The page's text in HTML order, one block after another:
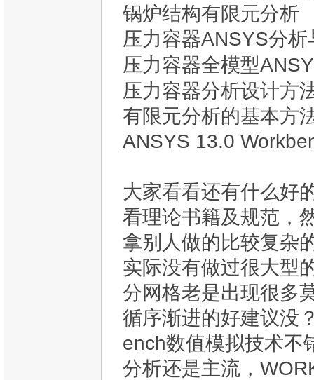
锅炉结构有限元分析
压力容器ANSYS分
压力容器全模型
压力容器分析设计
有限元分析的基本方
ANSYS 13.0
大家看看还有什么好
看理论书籍及规范，
拿别人做的比较复杂
实际没有做过很大型
分网格老是出现很多
循序渐进的好建议没
ench数值模拟技术不
分析还是主流，